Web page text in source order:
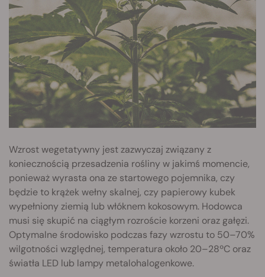
Wzrost wegetatywny jest zazwyczaj związany z
koniecznością przesadzenia rośliny w jakimś momencie,
ponieważ wyrasta ona ze startowego pojemnika, czy
będzie to krążek wełny skalnej, czy papierowy kubek
wypełniony ziemią lub włóknem kokosowym. Hodowca
musi się skupić na ciągłym rozroście korzeni oraz gałęzi.
Optymalne środowisko podczas fazy wzrostu to 50–70%
wilgotności względnej, temperatura około 20–28ºC oraz
światła LED lub lampy metalohalogenkowe.